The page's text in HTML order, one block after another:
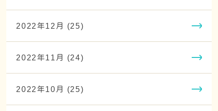
2022年12月 (25)
2022年11月 (24)
2022年10月 (25)